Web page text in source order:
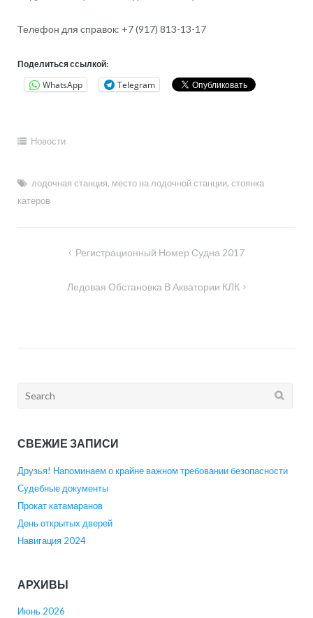
Телефон для справок: +7 (917) 813-13-17
Поделиться ссылкой:
WhatsApp Telegram
Новости
лодочная станция, место на лодочной станции, стоянка
катеров
Навигация
записям
Регистрационный Номер Судна 2017
Ледовая Обстановка В Акватории КЛК
Search
СВЕЖИЕ ЗАПИСИ
Друзья! Напоминаем о крайне важном требовании безопасности
Судебные документы
Прокат катамаранов
День открытых дверей
Навигация 2024
АРХИВЫ
Июнь 2026